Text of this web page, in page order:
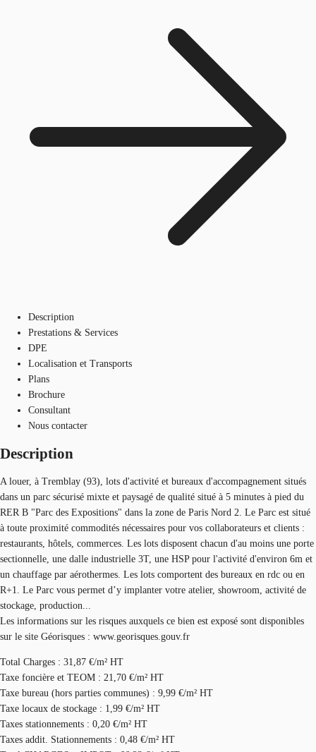
Description
Prestations & Services
DPE
Localisation et Transports
Plans
Brochure
Consultant
Nous contacter
Description
A louer, à Tremblay (93), lots d'activité et bureaux d'accompagnement situés
dans un parc sécurisé mixte et paysagé de qualité situé à 5 minutes à pied du
RER B "Parc des Expositions" dans la zone de Paris Nord 2. Le Parc est situé
à toute proximité commodités nécessaires pour vos collaborateurs et clients :
restaurants, hôtels, commerces. Les lots disposent chacun d'au moins une porte
sectionnelle, une dalle industrielle 3T, une HSP pour l'activité d'environ 6m et
un chauffage par aérothermes. Les lots comportent des bureaux en rdc ou en
R+1. Le Parc vous permet d’y implanter votre atelier, showroom, activité de
stockage, production...
Les informations sur les risques auxquels ce bien est exposé sont disponibles
sur le site Géorisques : www.georisques.gouv.fr
Total Charges : 31,87 €/m² HT
Taxe foncière et TEOM : 21,70 €/m² HT
Taxe bureau (hors parties communes) : 9,99 €/m² HT
Taxe locaux de stockage : 1,99 €/m² HT
Taxes stationnements : 0,20 €/m² HT
Taxes addit. Stationnements : 0,48 €/m² HT